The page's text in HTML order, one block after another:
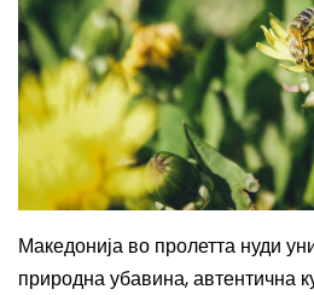
Македонија во пролетта нуди
природна убавина, автентична